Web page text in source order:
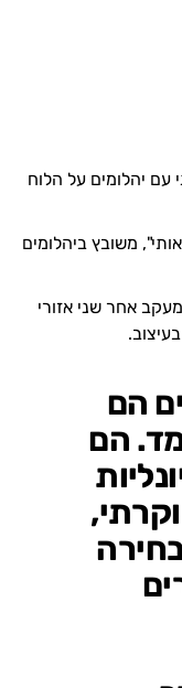
עם יהלומים על הלוח
משובץ ביהלומים
אחר שני אזורי
הם
הם